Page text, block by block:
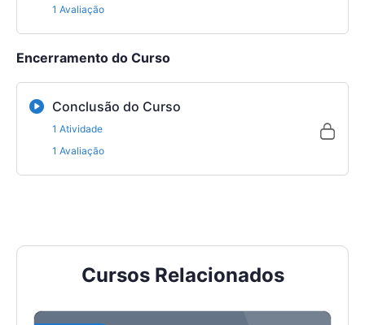
1 Avaliação
Encerramento do Curso
Conclusão do Curso
1 Atividade
1 Avaliação
Cursos Relacionados